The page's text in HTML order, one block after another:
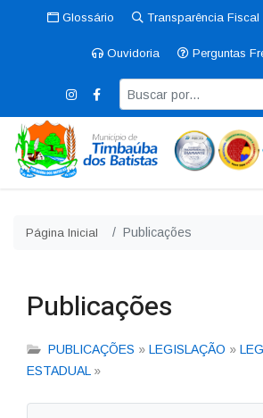
Glossário Transparência Fiscal
Ouvidoria Perguntas
Página Inicial Publicações
Publicações
PUBLICAÇÕES » LEGISLAÇÃO »
ESTADUAL »